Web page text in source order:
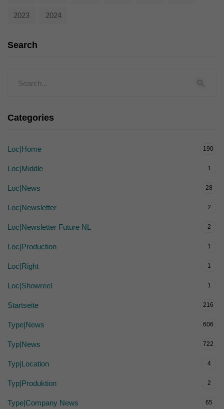
2023 2024
Search
Categories
Loc|Home 190
Loc|Middle 1
Loc|News 28
Loc|Newsletter 2
Loc|Newsletter Future NL 2
Loc|Production 1
Loc|Right 1
Loc|Showreel 1
Startseite 216
Type|News 606
Typ|News 722
Typ|Location 4
Typ|Produktion 2
Type|Company News 65